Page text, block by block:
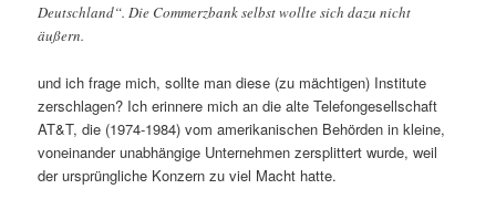
Deutschland“. Die Commerzbank selbst wollte sich dazu nicht
äußern.
und ich frage mich, sollte man diese (zu mächtigen) Institute
zerschlagen? Ich erinnere mich an die alte Telefongesellschaft
AT&T, die (1974-1984) vom amerikanischen Behörden in kleine,
voneinander unabhängige Unternehmen zersplittert wurde, weil
der ursprüngliche Konzern zu viel Macht hatte.